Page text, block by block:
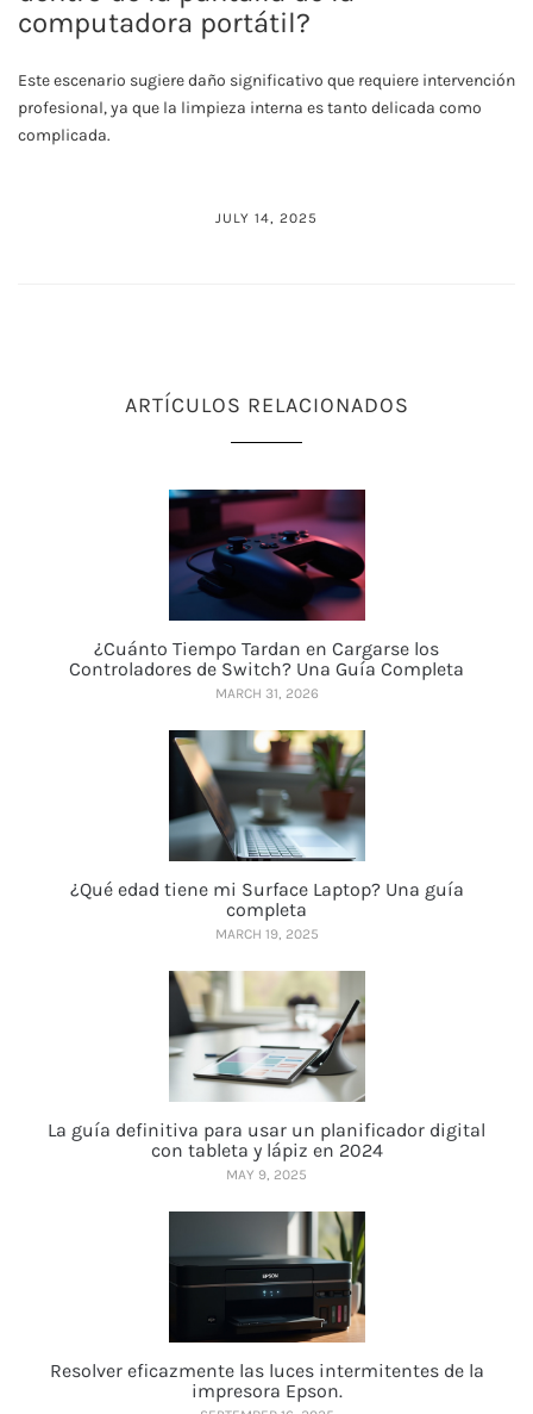
computadora portátil?
Este escenario sugiere daño significativo que requiere intervención
profesional, ya que la limpieza interna es tanto delicada como
complicada.
JULY 14, 2025
ARTÍCULOS RELACIONADOS
¿Cuánto Tiempo Tardan en Cargarse los
Controladores de Switch? Una Guía Completa
MARCH 31, 2026
¿Qué edad tiene mi Surface Laptop? Una guía
completa
MARCH 19, 2025
La guía definitiva para usar un planificador digital
con tableta y lápiz en 2024
MAY 9, 2025
Resolver eficazmente las luces intermitentes de la
impresora Epson.